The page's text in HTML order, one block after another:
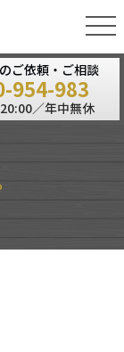
ご依頼・ご相談
954-983
／年中無休